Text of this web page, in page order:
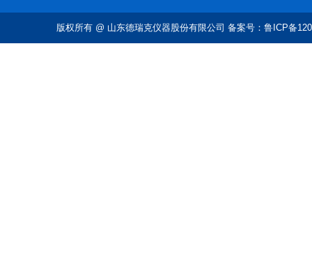
版权所有 @ 山东德瑞克仪器股份有限公司 备案号：鲁ICP备